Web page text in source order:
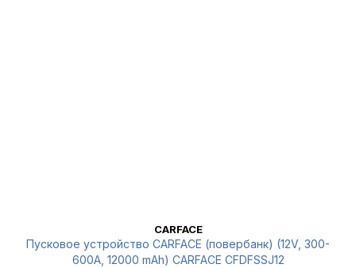
CARFACE
Пусковое устройство CARFACE (повербанк) (12V, 300-
600А, 12000 mAh) CARFACE CFDFSSJ12